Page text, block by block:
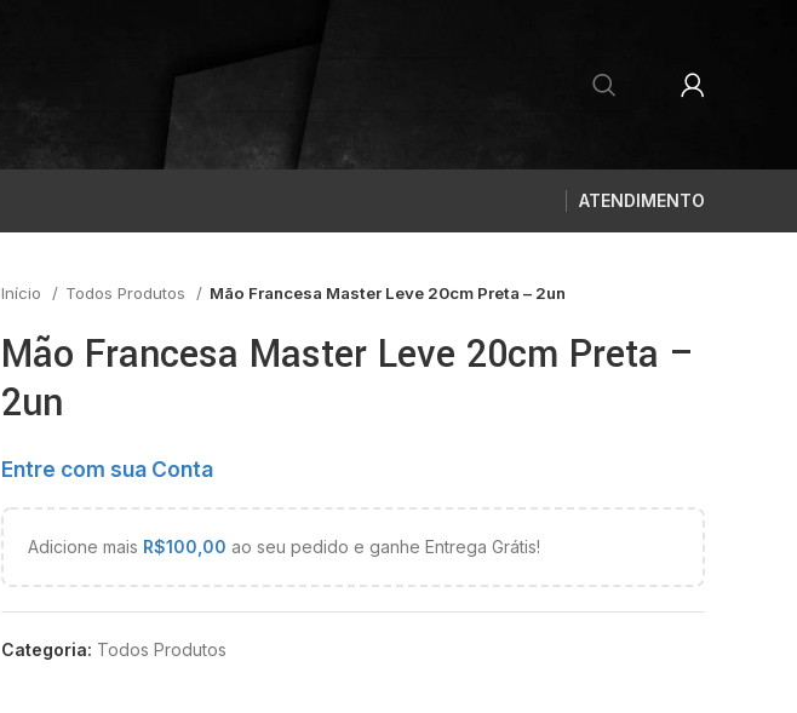
ATENDIMENTO
Início Todos Produtos Mão Francesa Master Leve 20cm Preta – 2un
Mão Francesa Master Leve 20cm Preta –
2un
Entre com sua Conta
Adicione mais R$100,00 ao seu pedido e ganhe Entrega Grátis!
Categoria: Todos Produtos